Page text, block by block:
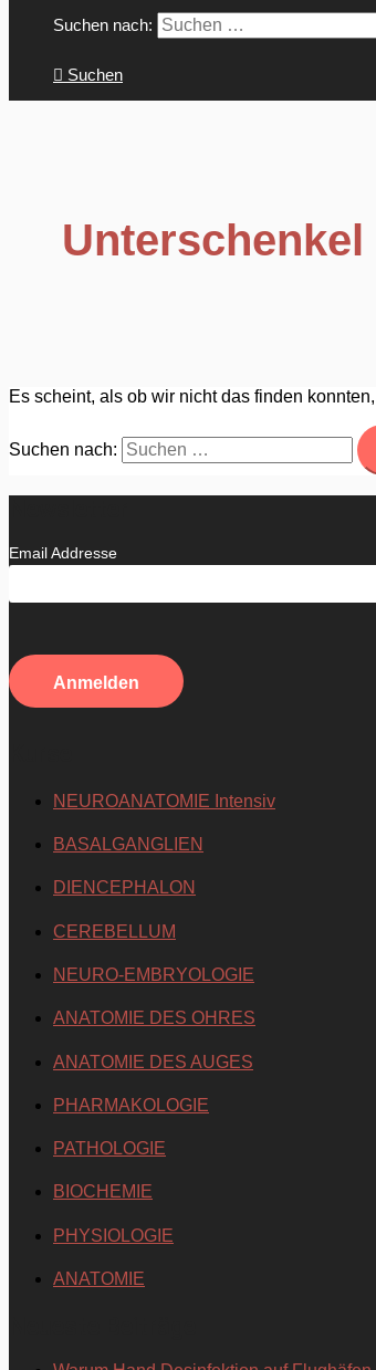
Suchen nach:
Suchen
Unterschenkel
Es scheint, als ob wir nicht das finden
Suchen nach:
Email Addresse
NEUROANATOMIE Intensiv
BASALGANGLIEN
DIENCEPHALON
CEREBELLUM
NEURO-EMBRYOLOGIE
ANATOMIE DES OHRES
ANATOMIE DES AUGES
PHARMAKOLOGIE
PATHOLOGIE
BIOCHEMIE
PHYSIOLOGIE
ANATOMIE